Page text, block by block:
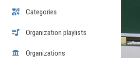
Categories
Organization playlists
Organizations